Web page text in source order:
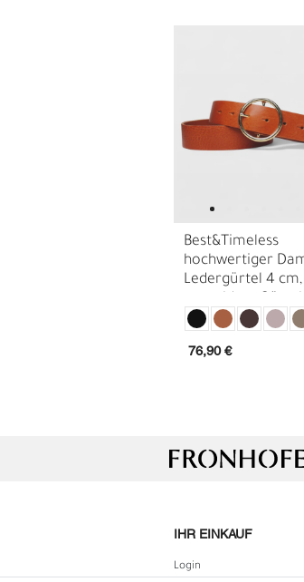
Ü L
Best&Timeless
hochwertiger
Ledergürtel 4
vegetabiles Leder
76,90 €
IHR EINKAUF
Login